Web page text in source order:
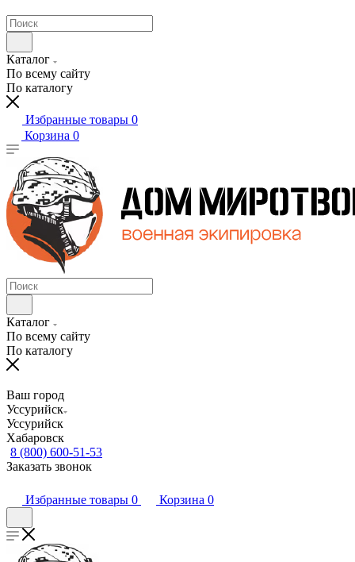
Каталог
По всему сайту
По каталогу
Избранные товары 0
Корзина 0
Каталог
По всему сайту
По каталогу
Ваш город
Уссурийск
Уссурийск
Хабаровск
8 (800) 600-51-53
Заказать звонок
Избранные товары 0 Корзина 0